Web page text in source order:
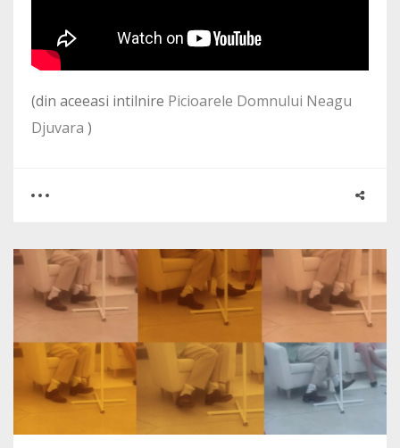
(din aceeasi intilnire Picioarele Domnului Neagu
Djuvara )
4236